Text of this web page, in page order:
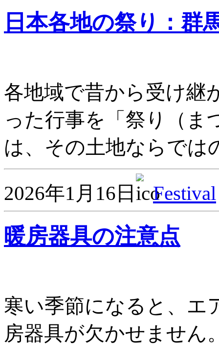
日本各地の祭り：群
各地域で昔から受け継
った行事を「祭り（ま
は、その土地ならで
2026年1月16日 Festival
暖房器具の注意点
寒い季節になると、エ
房器具が欠かせません